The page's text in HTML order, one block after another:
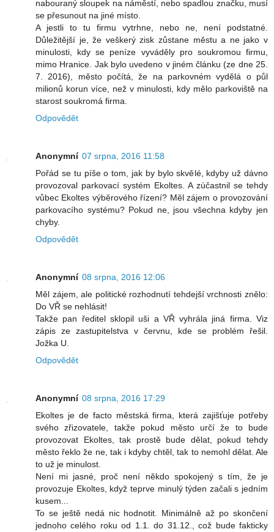
nabouraný sloupek na náměstí, nebo spadlou značku, musí
se přesunout na jiné místo.
A jestli to tu firmu vytrhne, nebo ne, není podstatné.
Důležitější je, že veškerý zisk zůstane městu a ne jako v
minulosti, kdy se peníze vyváděly pro soukromou firmu,
mimo Hranice. Jak bylo uvedeno v jiném článku (ze dne 25.
7. 2016), město počítá, že na parkovném vydělá o půl
milionů korun více, než v minulosti, kdy mělo parkoviště na
starost soukromá firma.
Odpovědět
Anonymní 07 srpna, 2016 11:58
Pořád se tu píše o tom, jak by bylo skvělé, kdyby už dávno
provozoval parkovací systém Ekoltes. A zúčastnil se tehdy
vůbec Ekoltes výběrového řízení? Měl zájem o provozování
parkovacího systému? Pokud ne, jsou všechna kdyby jen
chyby.
Odpovědět
Anonymní 08 srpna, 2016 12:06
Měl zájem, ale politické rozhodnutí tehdejší vrchnosti znělo:
Do VŘ se nehlásit!
Takže pan ředitel sklopil uši a VŘ vyhrála jiná firma. Viz
zápis ze zastupitelstva v červnu, kde se problém řešil.
Jožka U.
Odpovědět
Anonymní 08 srpna, 2016 17:29
Ekoltes je de facto městská firma, která zajišťuje potřeby
svého zřizovatele, takže pokud město určí že to bude
provozovat Ekoltes, tak prostě bude dělat, pokud tehdy
město řeklo že ne, tak i kdyby chtěl, tak to nemohl dělat. Ale
to už je minulost.
Není mi jasné, proč není někdo spokojený s tím, že je
provozuje Ekoltes, když teprve minulý týden začali s jedním
kusem...
To se ještě nedá nic hodnotit. Minimálně až po skončení
jednoho celého roku od 1.1. do 31.12., což bude fakticky